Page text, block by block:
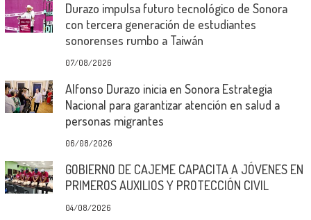
Durazo impulsa futuro tecnológico de Sonora
con tercera generación de estudiantes
sonorenses rumbo a Taiwán
07/08/2026
Alfonso Durazo inicia en Sonora Estrategia
Nacional para garantizar atención en salud a
personas migrantes
06/08/2026
GOBIERNO DE CAJEME CAPACITA A JÓVENES EN
PRIMEROS AUXILIOS Y PROTECCIÓN CIVIL
04/08/2026